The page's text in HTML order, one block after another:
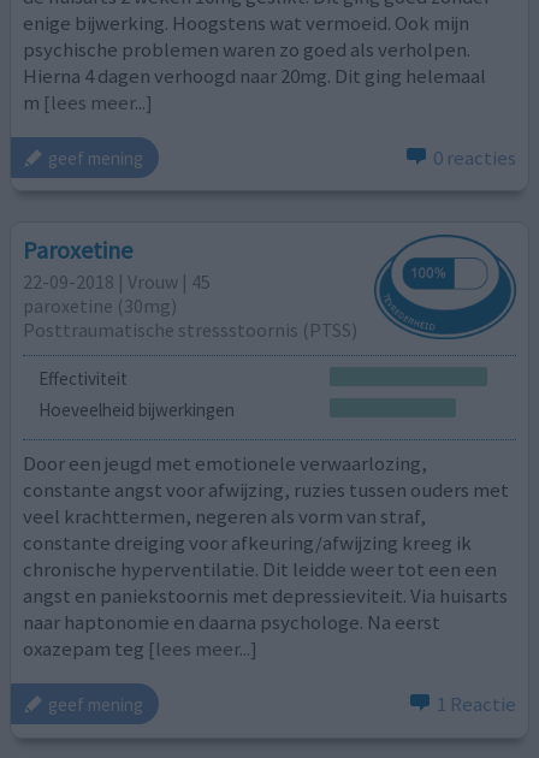
enige bijwerking. Hoogstens wat vermoeid. Ook mijn
psychische problemen waren zo goed als verholpen.
Hierna 4 dagen verhoogd naar 20mg. Dit ging helemaal
m [lees meer...]
geef mening 0 reacties
Paroxetine
22-09-2018 | Vrouw | 45
paroxetine (30mg)
Posttraumatische stressstoornis (PTSS)
Effectiviteit
Hoeveelheid bijwerkingen
Door een jeugd met emotionele verwaarlozing,
constante angst voor afwijzing, ruzies tussen ouders met
veel krachttermen, negeren als vorm van straf,
constante dreiging voor afkeuring/afwijzing kreeg ik
chronische hyperventilatie. Dit leidde weer tot een een
angst en paniekstoornis met depressieviteit. Via huisarts
naar haptonomie en daarna psychologe. Na eerst
oxazepam teg [lees meer...]
geef mening 1 Reactie